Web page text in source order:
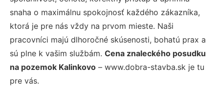
snaha o maximálnu spokojnosť každého zákazníka,
ktorá je pre nás vždy na prvom mieste. Naši
pracovníci majú dlhoročné skúsenosti, bohatú prax a
sú plne k vašim službám. Cena znaleckého posudku
na pozemok Kalinkovo – www.dobra-stavba.sk je tu
pre vás.